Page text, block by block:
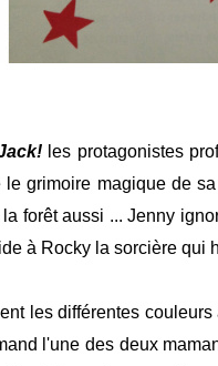
les protagonistes
grimoire magique de
forêt aussi ... Jenny
à Rocky la sorcière qui
les différentes
l'une des deux